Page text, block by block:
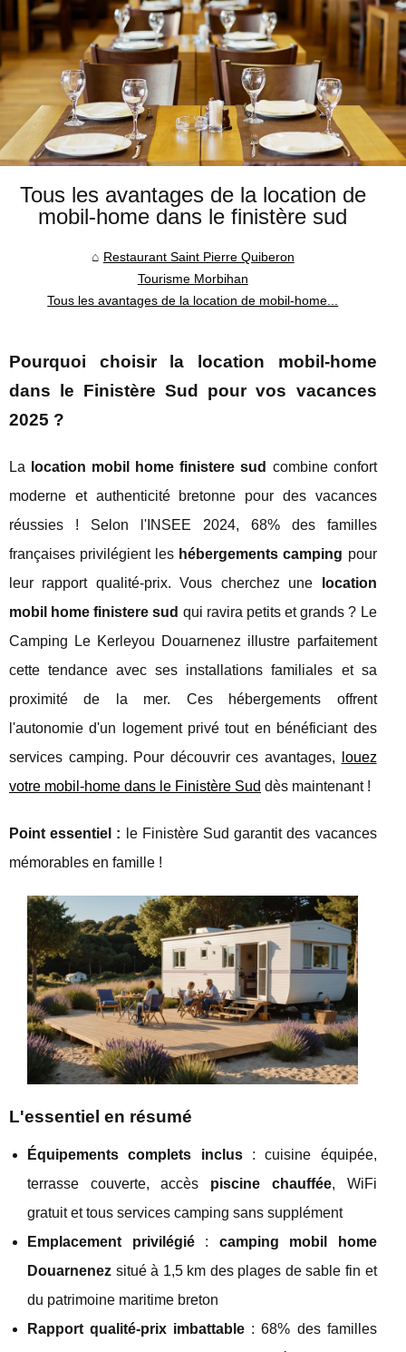
Tous les avantages de la location de
mobil-home dans le finistère sud
Restaurant Saint Pierre Quiberon
Tourisme Morbihan
Tous les avantages de la location de mobil-home...
Pourquoi choisir la location mobil-home
dans le Finistère Sud pour vos vacances
2025 ?
La location mobil home finistere sud combine confort
moderne et authenticité bretonne pour des vacances
réussies ! Selon l'INSEE 2024, 68% des familles
françaises privilégient les hébergements camping pour
leur rapport qualité-prix. Vous cherchez une
location
mobil home finistere sud qui ravira petits et grands ? Le
Camping Le Kerleyou Douarnenez illustre parfaitement
cette tendance avec ses installations familiales et sa
proximité de la mer. Ces hébergements offrent
l'autonomie d'un logement privé tout en bénéficiant des
services camping. Pour découvrir ces avantages,
louez
votre mobil-home dans le Finistère Sud dès maintenant !
Point essentiel : le Finistère Sud garantit des vacances
mémorables en famille !
L'essentiel en résumé
Équipements complets inclus: cuisine équipée,
terrasse couverte, accès piscine chauffée, WiFi
gratuit et tous services camping sans supplément
Emplacement privilégié: camping mobil home
Douarnenez situé à 1,5 km des plages de sable fin et
du patrimoine maritime breton
Rapport qualité-prix imbattable : 68% des familles